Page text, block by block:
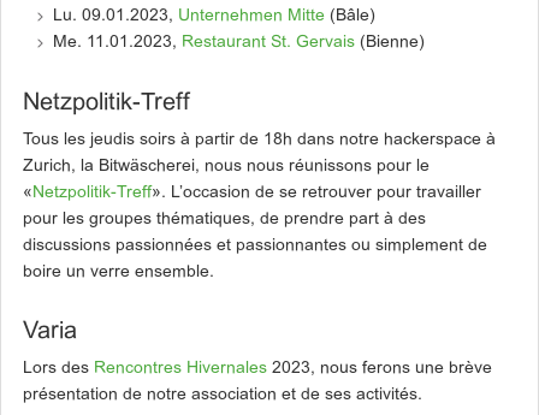
Lu. 09.01.2023, Unternehmen Mitte (Bâle)
Me. 11.01.2023, Restaurant St. Gervais (Bienne)
Netzpolitik-Treff
Tous les jeudis soirs à partir de 18h dans notre hackerspace à
Zurich, la Bitwäscherei, nous nous réunissons pour le
« Netzpolitik-Treff». L’occasion de se retrouver pour travailler
pour les groupes thématiques, de prendre part à des
discussions passionnées et passionnantes ou simplement de
boire un verre ensemble.
Varia
Lors des Rencontres Hivernales 2023, nous ferons une brève
présentation de notre association et de ses activités.